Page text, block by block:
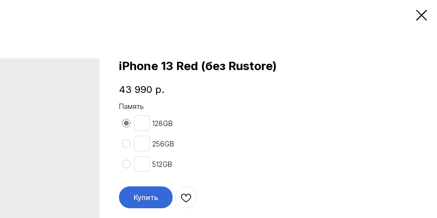
iPhone 13 Red (без Rustore)
43 990 р.
Память
128GB
256GB
512GB
Купить